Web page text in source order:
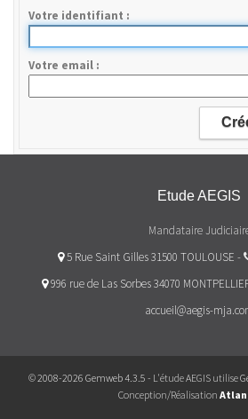
Votre identifiant
Votre email
Etude AEGIS
Mandataire
5 Rue Saint Gilles 31500 TOULOUSE -
996 rue de Las Sorbes 34070
accueil@aegis-
© 2008-2026 Gemweb 4.3.5 - L'étude AEGIS utilise
Conception/Réalisation